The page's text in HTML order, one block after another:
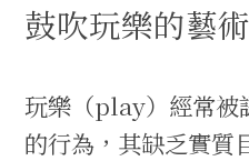
鼓吹玩樂的藝術
玩樂（play）經常被
的行為，其缺乏實質